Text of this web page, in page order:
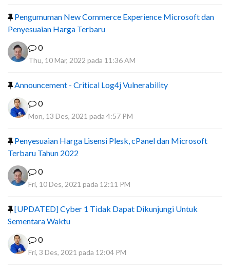
Pengumuman New Commerce Experience Microsoft dan
Penyesuaian Harga Terbaru
0
Thu, 10 Mar, 2022 pada 11:36 AM
Announcement - Critical Log4j Vulnerability
0
Mon, 13 Des, 2021 pada 4:57 PM
Penyesuaian Harga Lisensi Plesk, cPanel dan Microsoft
Terbaru Tahun 2022
0
Fri, 10 Des, 2021 pada 12:11 PM
[UPDATED] Cyber 1 Tidak Dapat Dikunjungi Untuk
Sementara Waktu
0
Fri, 3 Des, 2021 pada 12:04 PM